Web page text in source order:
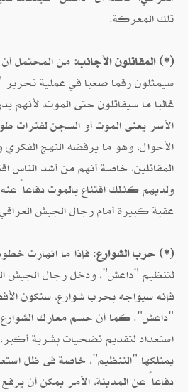
تلك المعركة.
(*) المقاتلون الأجانب: من المحتمل أن
سيمثلون رقما صعبا في عملية تحرير
غالبا ما سيقاتلون حتى الموت،
الأسر يعنى الموت أو السجن لفترات
الأحوال، وهو ما يرفضه النهج الفكري
المقاتلين، خاصة أنهم من أشد الناس
ولديهم كذلك اقتناع بالموت دفاعاً
عقبة كبيرة أمام رجال الجيش
(*) حرب الشوارع: فإذا ما انهارت
لتنظيم "داعش"، ودخل رجال الجيش
فإنه سيواجه بحرب شوارع، ستكون
"داعش". كما أن حسم معارك
استعداد لتقديم تضحيات بشرية
يمتلكها "التنظيم"، خاصة فى ظل
دفاعاً عن المدينة، الأمر يمكن أن يرفع